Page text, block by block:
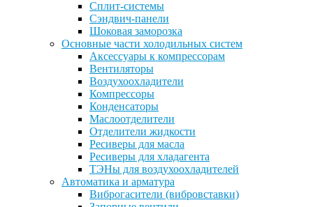
Сплит-системы
Сэндвич-панели
Шоковая заморозка
Основные части холодильных систем
Аксессуары к компрессорам
Вентиляторы
Воздухоохладители
Компрессоры
Конденсаторы
Маслоотделители
Отделители жидкости
Ресиверы для масла
Ресиверы для хладагента
ТЭНы для воздухоохладителей
Автоматика и арматура
Виброгасители (вибровставки)